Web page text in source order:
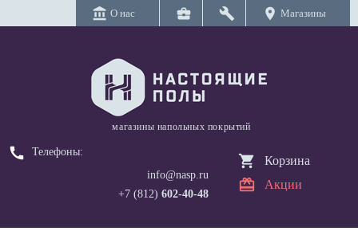
account_balance О нас business_center build location_on Магазины
магазины напольных покрытий
call
Телефоны:
info@nasp.ru
+7 (812) 602-40-48
Корзина
Акции